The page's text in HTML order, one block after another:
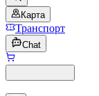
Карта
Транспорт
Chat